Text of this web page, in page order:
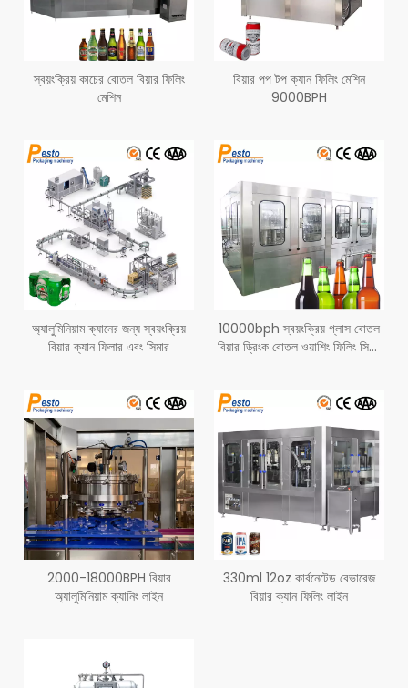
স্বয়ংক্রিয় কাচের বোতল বিয়ার ফিলিং
মেশিন
বিয়ার পপ টপ ক্যান ফিলিং মেশিন
9000BPH
অ্যালুমিনিয়াম ক্যানের জন্য স্বয়ংক্রিয়
বিয়ার ক্যান ফিলার এবং সিমার
10000bph স্বয়ংক্রিয় গ্লাস বোতল
বিয়ার ড্রিংক বোতল ওয়াশিং ফিলিং সিমিং
2000-18000BPH বিয়ার
অ্যালুমিনিয়াম ক্যানিং লাইন
330ml 12oz কার্বনেটেড বেভারেজ
বিয়ার ক্যান ফিলিং লাইন